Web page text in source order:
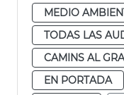
MEDIO
TODAS LAS
CAMINS AL
EN PORTADA